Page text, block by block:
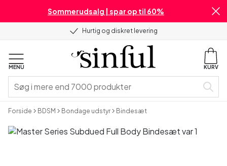
Sommerudsalg | spar op til 60%
Hurtig og diskret levering
MENU KURV
Forside BDSM Bondage udstyr Bindesæt